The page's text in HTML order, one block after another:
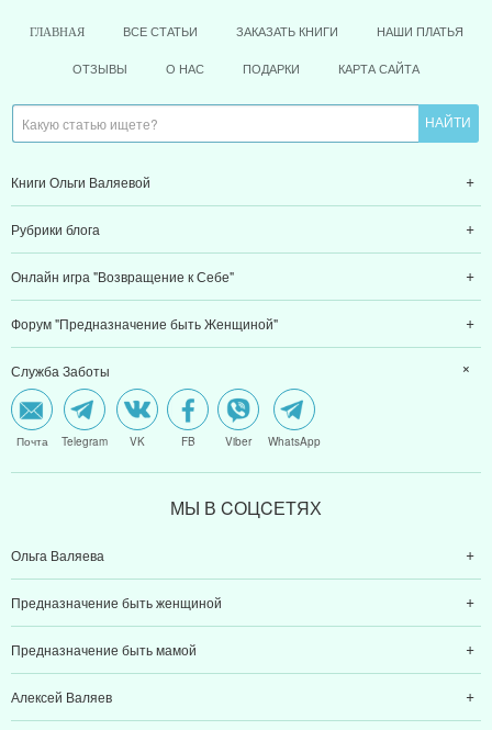
ГЛАВНАЯ ВСЕ СТАТЬИ ЗАКАЗАТЬ КНИГИ НАШИ ПЛАТЬЯ
ОТЗЫВЫ О НАС ПОДАРКИ КАРТА САЙТА
Книги Ольги Валяевой
Рубрики блога
Онлайн игра "Возвращение к Себе"
Форум "Предназначение быть Женщиной"
Служба Заботы
Почта Telegram VK FB Viber WhatsApp
МЫ В CОЦCЕТЯХ
Ольга Валяева
Предназначение быть женщиной
Предназначение быть мамой
Алексей Валяев